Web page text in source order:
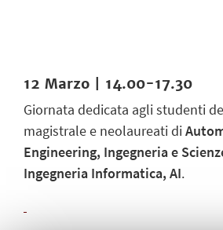
12 Marzo | 14.00-17.30
Giornata dedicata agli studenti
magistrale e neolaureati di
Engineering, Ingegneria e
Ingegneria Informatica, AI.